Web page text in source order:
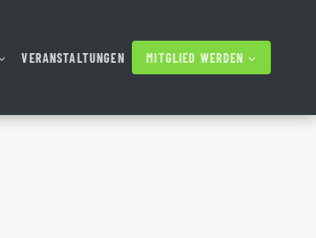
VERANSTALTUNGEN MITGLIED WERDEN